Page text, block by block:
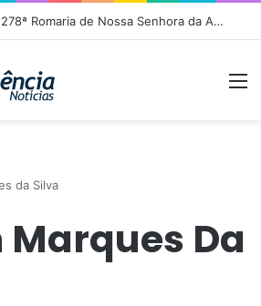
FÉ E TRADIÇÃO – 278ª Romaria de Nossa Senhora da Abadia do Muquém tem início em Niquelândia
da Silva
Da